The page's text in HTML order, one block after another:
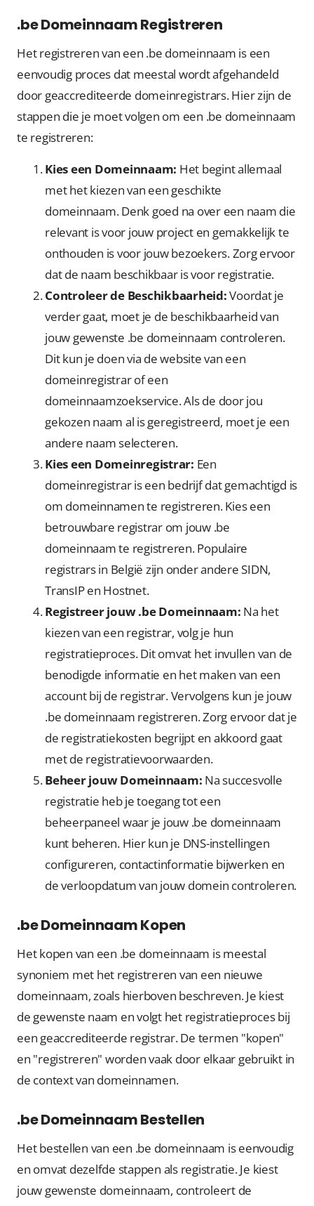
.be Domeinnaam Registreren
Het registreren van een .be domeinnaam is een
eenvoudig proces dat meestal wordt afgehandeld
door geaccrediteerde domeinregistrars. Hier zijn de
stappen die je moet volgen om een .be domeinnaam
te registreren:
Kies een Domeinnaam: Het begint allemaal
met het kiezen van een geschikte
domeinnaam. Denk goed na over een naam die
relevant is voor jouw project en gemakkelijk te
onthouden is voor jouw bezoekers. Zorg ervoor
dat de naam beschikbaar is voor registratie.
Controleer de Beschikbaarheid:Voordat je
verder gaat, moet je de beschikbaarheid van
jouw gewenste .be domeinnaam controleren.
Dit kun je doen via de website van een
domeinregistrar of een
domeinnaamzoekservice. Als de door jou
gekozen naam al is geregistreerd, moet je een
andere naam selecteren.
Kies een Domeinregistrar: Een
domeinregistrar is een bedrijf dat gemachtigd is
om domeinnamen te registreren. Kies een
betrouwbare registrar om jouw .be
domeinnaam te registreren. Populaire
registrars in België zijn onder andere SIDN,
TransIP en Hostnet.
Registreer jouw .be Domeinnaam: Na het
kiezen van een registrar, volg je hun
registratieproces. Dit omvat het invullen van de
benodigde informatie en het maken van een
account bij de registrar. Vervolgens kun je jouw
.be domeinnaam registreren. Zorg ervoor dat je
de registratiekosten begrijpt en akkoord gaat
met de registratievoorwaarden.
Beheer jouw Domeinnaam: Na succesvolle
registratie heb je toegang tot een
beheerpaneel waar je jouw .be domeinnaam
kunt beheren. Hier kun je DNS-instellingen
configureren, contactinformatie bijwerken en
de verloopdatum van jouw domein controleren.
.be Domeinnaam Kopen
Het kopen van een .be domeinnaam is meestal
synoniem met het registreren van een nieuwe
domeinnaam, zoals hierboven beschreven. Je kiest
de gewenste naam en volgt het registratieproces bij
een geaccrediteerde registrar. De termen "kopen"
en "registreren" worden vaak door elkaar gebruikt in
de context van domeinnamen.
.be Domeinnaam Bestellen
Het bestellen van een .be domeinnaam is eenvoudig
en omvat dezelfde stappen als registratie. Je kiest
jouw gewenste domeinnaam, controleert de